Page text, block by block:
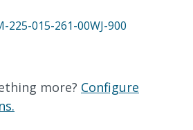
225-015-261-00WJ-900
more? Configure